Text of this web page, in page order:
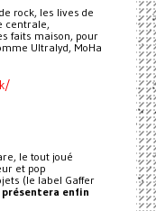
rock, les lives de
centrale,
faits maison, pour
Ultralyd, MoHa
le tout joué
et pop
(le label Gaffer
présentera enfin